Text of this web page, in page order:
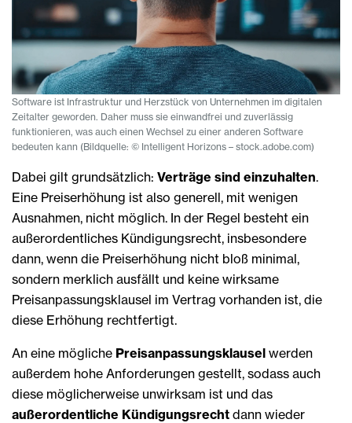
Software ist Infrastruktur und Herzstück von Unternehmen im digitalen
Zeitalter geworden. Daher muss sie einwandfrei und zuverlässig
funktionieren, was auch einen Wechsel zu einer anderen Software
bedeuten kann (Bildquelle: © Intelligent Horizons – stock.adobe.com)
Dabei gilt grundsätzlich: Verträge sind einzuhalten.
Eine Preiserhöhung ist also generell, mit wenigen
Ausnahmen, nicht möglich. In der Regel besteht ein
außerordentliches Kündigungsrecht, insbesondere
dann, wenn die Preiserhöhung nicht bloß minimal,
sondern merklich ausfällt und keine wirksame
Preisanpassungsklausel im Vertrag vorhanden ist, die
diese Erhöhung rechtfertigt.
An eine mögliche Preisanpassungsklausel werden
außerdem hohe Anforderungen gestellt, sodass auch
diese möglicherweise unwirksam ist und das
außerordentliche Kündigungsrecht dann wieder